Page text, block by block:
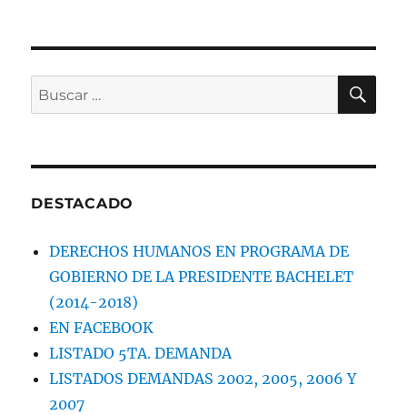
Y
JUICIOS
Buscar
por:
DESTACADO
DERECHOS HUMANOS EN PROGRAMA DE
GOBIERNO DE LA PRESIDENTE BACHELET
(2014-2018)
EN FACEBOOK
LISTADO 5TA. DEMANDA
LISTADOS DEMANDAS 2002, 2005, 2006 Y
2007